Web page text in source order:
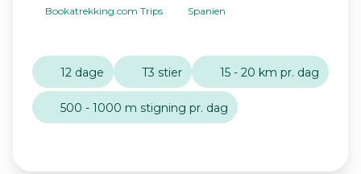
Bookatrekking.com Trips Spanien
12 dage T3 stier 15 - 20 km pr. dag
500 - 1000 m stigning pr. dag